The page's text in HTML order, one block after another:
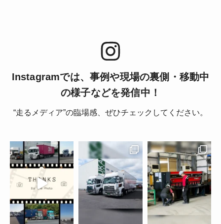
Instagramでは、事例や現場の裏側・移動中
の様子などを発信中！
“走るメディア”の臨場感、ぜひチェックしてください。